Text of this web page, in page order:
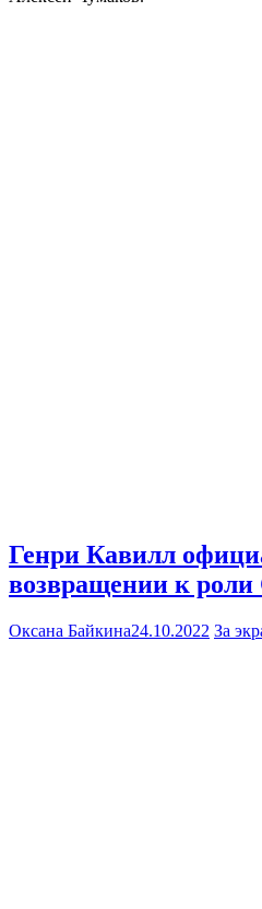
Генри Кавилл
возвращении к роли
Оксана Байкина24.10.2022 За